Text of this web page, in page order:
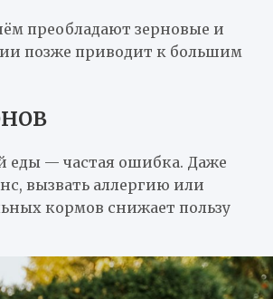
преобладают зерновые и
позже приводит к большим
— частая ошибка. Даже
вызвать аллергию или
кормов снижает пользу